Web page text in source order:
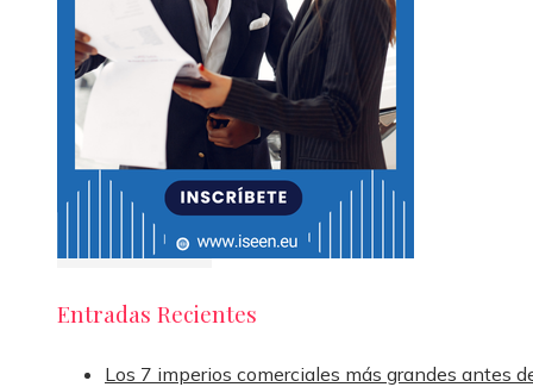
Entradas Recientes
Los 7 imperios comerciales más grandes antes